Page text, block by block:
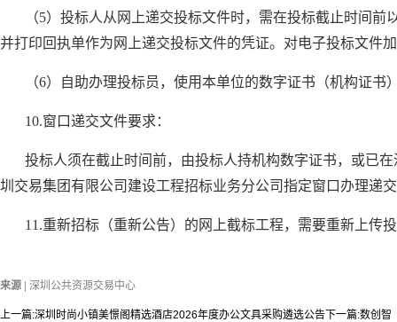
（5）投标人从网上递交投标文件时，需在投标截止时间
并打印回执单作为网上递交投标文件的凭证。对电子投标文件
（6）自助办理投标员，使用本单位的数字证书（机构证
10.窗口递交文件要求：
投标人须在截止时间前，由投标人持机构数字证书，或已
圳交易集团有限公司建设工程招标业务分公司指定窗口办理递
11.重新招标（重新公告）的网上截标工程，需要重新上传
来源 | 深圳公共资源交易中心
上一篇:深圳时尚小镇美憬阁精选酒店2026年度办公文具采购遴选公告下一篇:数创智